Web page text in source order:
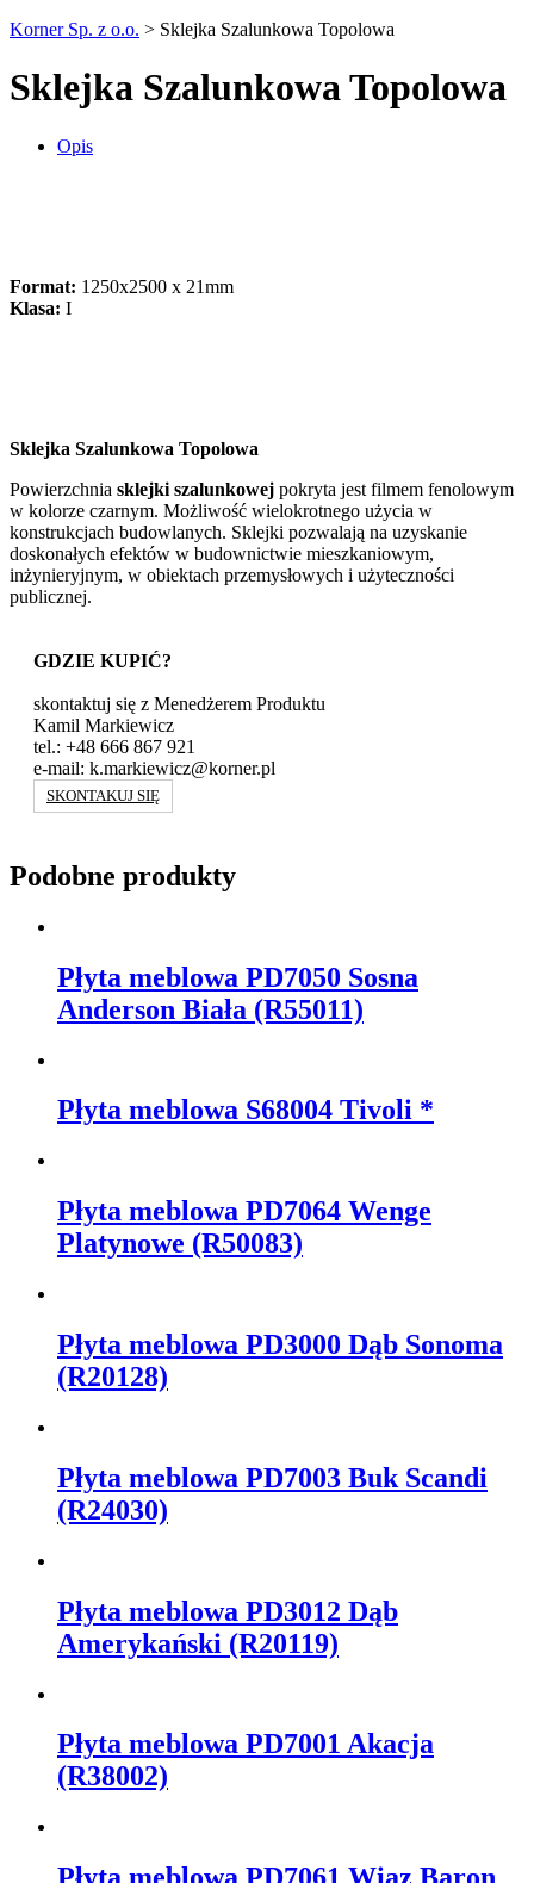
Korner Sp. z o.o. > Sklejka Szalunkowa Topolowa
Sklejka Szalunkowa Topolowa
Opis
Format: 1250x2500 x 21mm
Klasa: I
Sklejka Szalunkowa Topolowa
Powierzchnia sklejki szalunkowej pokryta jest filmem fenolowym
w kolorze czarnym. Możliwość wielokrotnego użycia w
konstrukcjach budowlanych. Sklejki pozwalają na uzyskanie
doskonałych efektów w budownictwie mieszkaniowym,
inżynieryjnym, w obiektach przemysłowych i użyteczności
publicznej.
GDZIE KUPIĆ?
skontaktuj się z Menedżerem Produktu
Kamil Markiewicz
tel.: +48 666 867 921
e-mail: k.markiewicz@korner.pl
SKONTAKUJ SIĘ
Podobne produkty
Płyta meblowa PD7050 Sosna
Anderson Biała (R55011)
Płyta meblowa S68004 Tivoli *
Płyta meblowa PD7064 Wenge
Platynowe (R50083)
Płyta meblowa PD3000 Dąb Sonoma
(R20128)
Płyta meblowa PD7003 Buk Scandi
(R24030)
Płyta meblowa PD3012 Dąb
Amerykański (R20119)
Płyta meblowa PD7001 Akacja
(R38002)